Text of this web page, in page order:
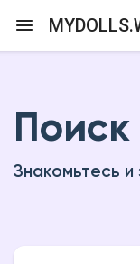
Я
Поиск
Знакомьтесь